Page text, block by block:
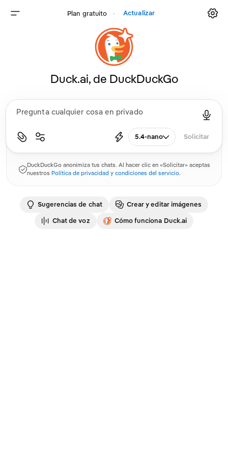
Plan gratuito ⸱ Actualizar
Duck.ai, de DuckDuckGo
5.4-nano Solicitar
DuckDuckGo anonimiza tus chats. Al hacer clic en «Solicitar» aceptas
nuestros Política de privacidad y condiciones del servicio.
Chat de voz Cómo funciona Duck.ai
Sugerencias de chat Crear y editar imágenes